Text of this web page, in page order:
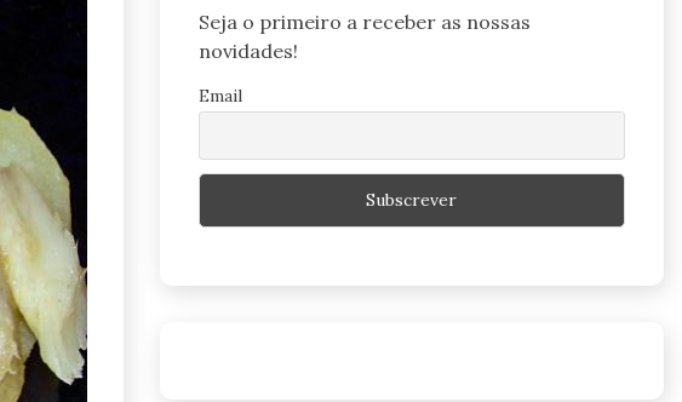
Seja o primeiro a receber as nossas
novidades!
Email